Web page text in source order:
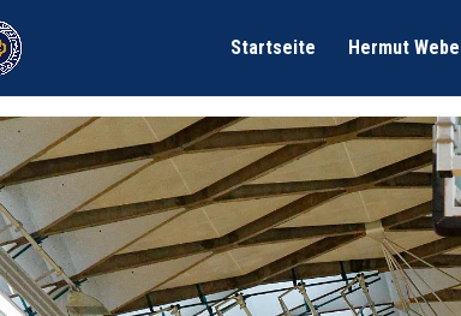
Startseite Hermut